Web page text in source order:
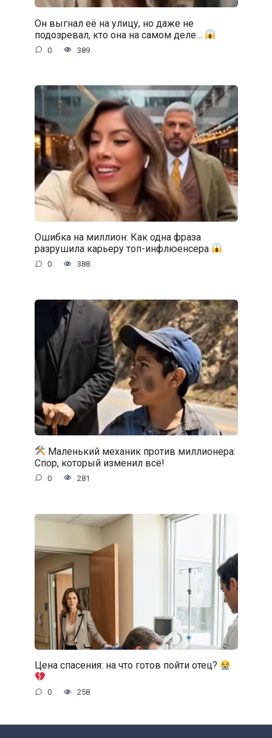
Он выгнал её на улицу, но даже не
подозревал, кто она на самом деле…
0 389
Ошибка на миллион: Как одна фраза
разрушила карьеру топ-инфлюенсера
0 388
Маленький механик против миллионера:
Спор, который изменил всё!
0 281
Цена спасения: на что готов пойти отец?
0 258